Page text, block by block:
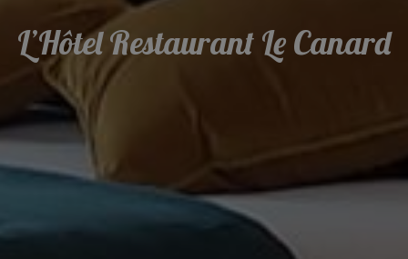
L’Hôtel Restaurant Le Canard